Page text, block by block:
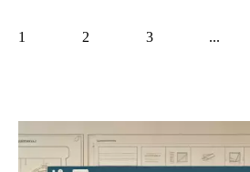
1 2 3 ...